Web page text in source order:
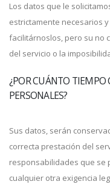
Los datos que le
estrictamente necesarios
facilitárnoslos, pero su no
del servicio o la
¿POR CUÁNTO TIEMPO
PERSONALES?
Sus datos, serán
correcta prestación del
responsabilidades que se
cualquier otra exigencia